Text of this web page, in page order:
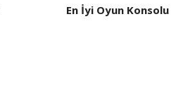
En İyi Oyun Konsolu